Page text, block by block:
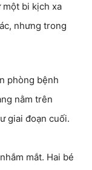
bi kịch xa
nhưng trong
phòng bệnh
nằm trên
giai đoạn cuối.
mắt. Hai bé